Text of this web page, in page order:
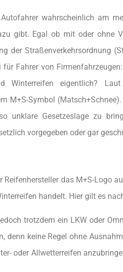
wahrscheinlich am
gibt. Egal ob mit oder ohne
der Straßenverkehrsordnung
Fahrer von
Winterreifen eigentlich?
M+S-Symbol
unklare Gesetzeslage zu
vorgegeben oder gar
Reifenhersteller das M+S-Logo
handelt. Hier gilt es
trotzdem ein LKW oder
denn keine Regel ohne
oder Allwetterreifen